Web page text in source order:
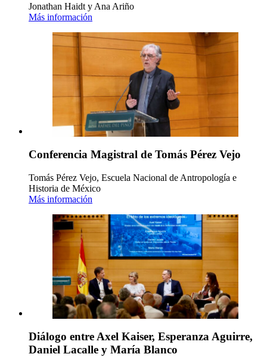
Jonathan Haidt y Ana Ariño
Más información
Conferencia Magistral de Tomás Pérez Vejo
Tomás Pérez Vejo, Escuela Nacional de Antropología e
Historia de México
Más información
Diálogo entre Axel Kaiser, Esperanza Aguirre,
Daniel Lacalle y María Blanco